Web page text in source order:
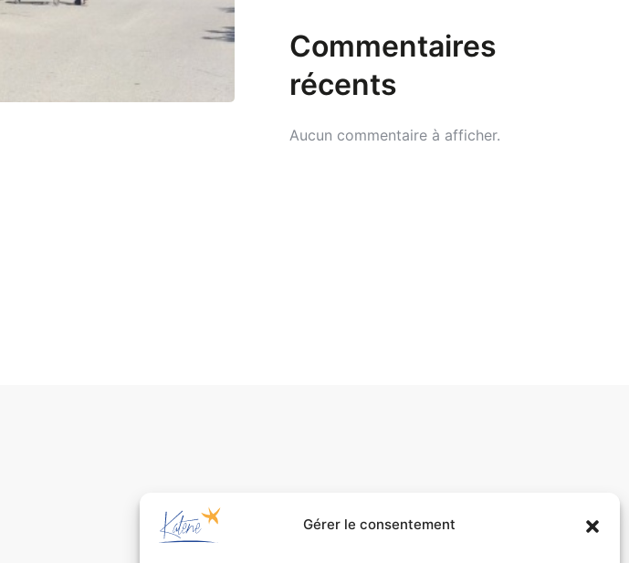
Gérer le consentement
Commentaires
récents
Aucun commentaire à afficher.